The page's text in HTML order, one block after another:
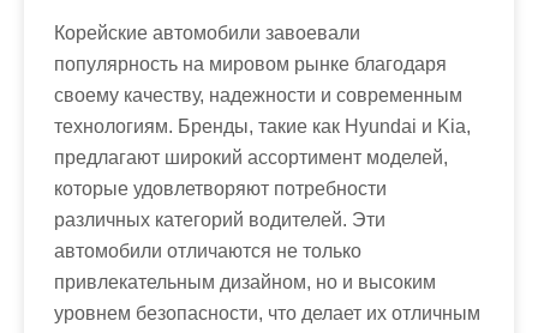
Корейские автомобили завоевали
популярность на мировом рынке благодаря
своему качеству, надежности и современным
технологиям. Бренды, такие как Hyundai и Kia,
предлагают широкий ассортимент моделей,
которые удовлетворяют потребности
различных категорий водителей. Эти
автомобили отличаются не только
привлекательным дизайном, но и высоким
уровнем безопасности, что делает их отличным